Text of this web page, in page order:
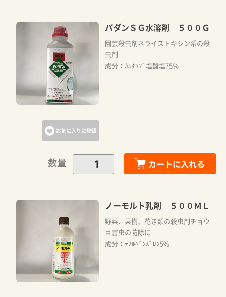
お気に入りに登録
パダンＳＧ水溶剤 ５００Ｇ
園芸殺虫剤ネライストキシン系の殺
虫剤
成分：ｶﾙﾀｯﾌﾟ塩酸塩75%
数量 カートに入れる
ノーモルト乳剤 ５００ＭＬ
野菜、果樹、花き類の殺虫剤チョウ
目害虫の防除に
成分：ﾃﾌﾙﾍﾞﾝｽﾞﾛﾝ5%